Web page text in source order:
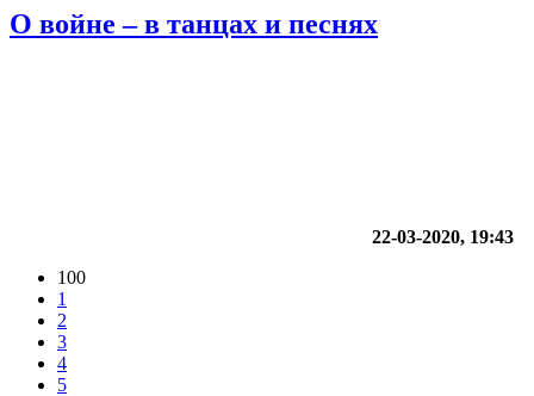
О войне – в танцах и песнях
22-03-2020, 19:43
100
1
2
3
4
5